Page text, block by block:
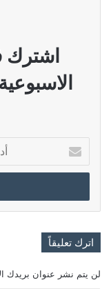
اشترك
بريدك
الإلكتروني
اترك تعليقاً
لن يتم نشر عنوان بريدك